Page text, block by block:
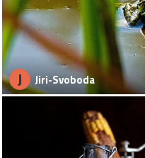
J Jiri-Svoboda